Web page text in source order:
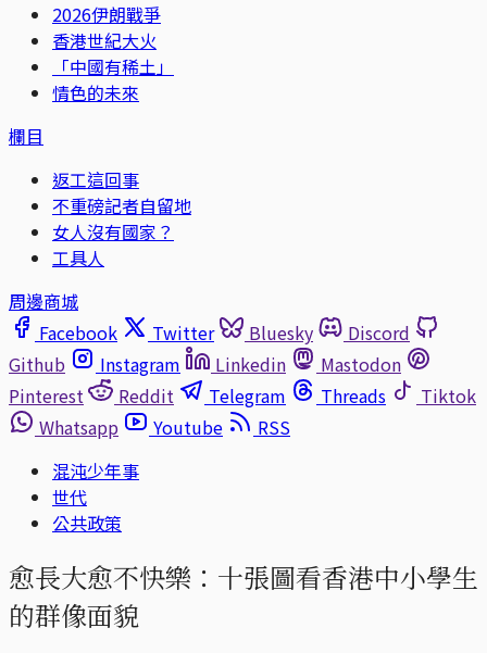
2026伊朗戰爭
香港世紀大火
「中國有稀土」
情色的未來
欄目
返工這回事
不重磅記者自留地
女人沒有國家？
工具人
周邊商城
Facebook
Twitter Bluesky
Discord
Github
Instagram Linkedin
Mastodon
Pinterest
Reddit Telegram Threads
Tiktok
Whatsapp
Youtube
RSS
混沌少年事
世代
公共政策
愈長大愈不快樂：十張圖看香港中小學生
的群像面貌